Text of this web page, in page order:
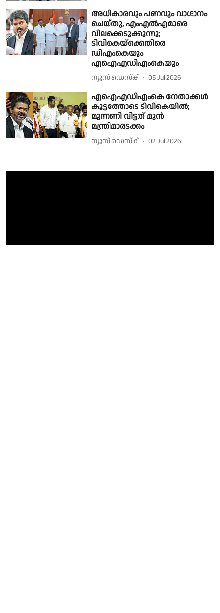
അധികാരവും പണവും വാഗ്ദാനം
ചെയ്തു, എംഎല്‍എമാരെ
വിലക്കെടുക്കുന്നു;
ടിവികെയ്ക്കെതിരെ
ഡിഎംകെയും
എഐഎഡിഎംകെയും
ന്യൂസ് ഡെസ്ക് 05 Jul 2026
എഐഎഡിഎംകെ നേതാക്കൾ
കൂട്ടത്തോടെ ടിവികെയിൽ;
മുന്നണി വിട്ടത് മുൻ
മന്ത്രിമാരടക്കം
ന്യൂസ് ഡെസ്ക് 02 Jul 2026